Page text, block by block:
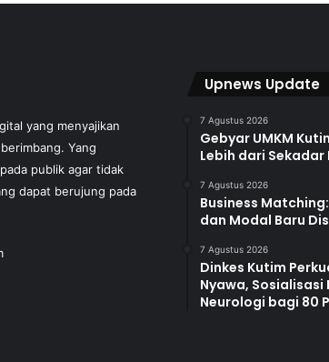
yang menyajikan
Yang
publik agar tidak
dapat berujung pada
Upnews Update
7 Agustus 2026
Gebyar UMKM
Lebih dari Sekadar
7 Agustus 2026
Business
dan Modal Baru
7 Agustus 2026
Dinkes Kutim
Nyawa,
Neurologi bagi 80